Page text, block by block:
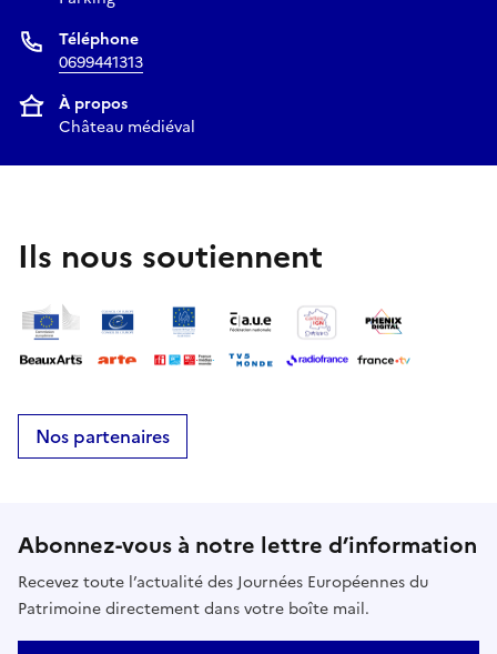
Téléphone
0699441313
À propos
Château médiéval
Ils nous soutiennent
Nos partenaires
Abonnez-vous à notre lettre d’information
Recevez toute l’actualité des Journées Européennes du
Patrimoine directement dans votre boîte mail.